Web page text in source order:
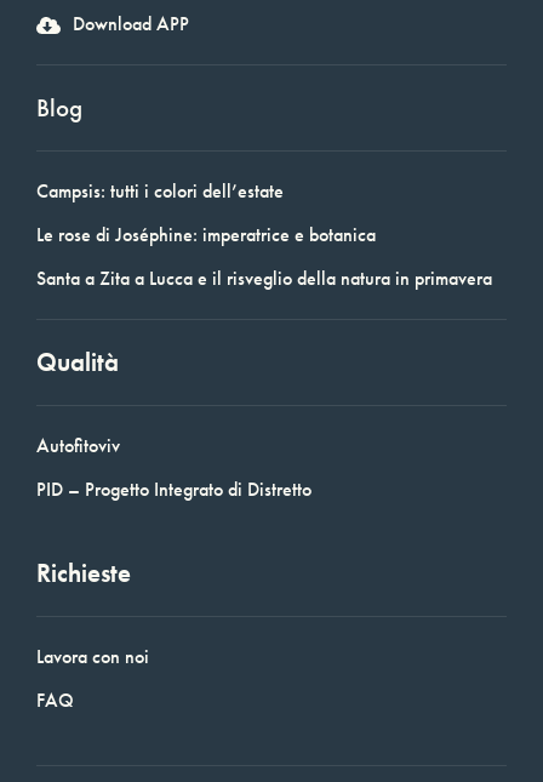
Download APP
Blog
Campsis: tutti i colori dell’estate
Le rose di Joséphine: imperatrice e botanica
Santa a Zita a Lucca e il risveglio della natura in primavera
Qualità
Autofitoviv
PID – Progetto Integrato di Distretto
Richieste
Lavora con noi
FAQ